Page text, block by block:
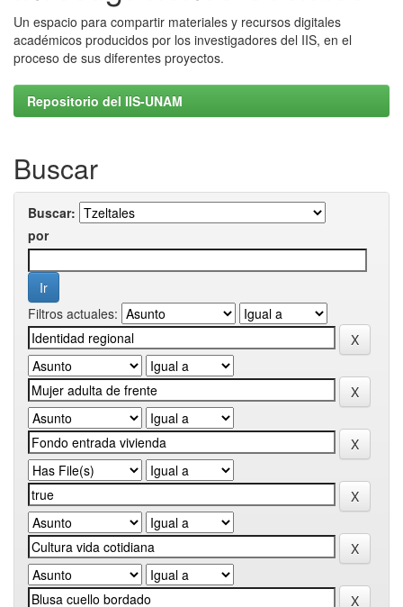
Un espacio para compartir materiales y recursos digitales
académicos producidos por los investigadores del IIS, en el
proceso de sus diferentes proyectos.
Repositorio del IIS-UNAM
Buscar
Buscar:
por
Filtros actuales: